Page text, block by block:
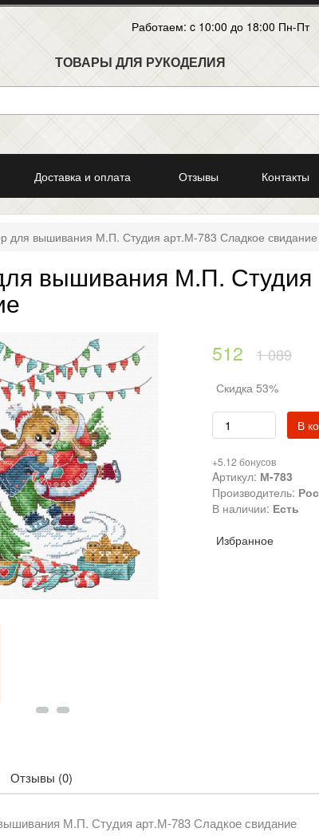
Работаем: c 10:00 до 18:00 Пн-Пт
ТОВАРЫ ДЛЯ РУКОДЕЛИЯ
Доставка и оплата Отзывы Контакты
для вышивания М.П. Студия арт.М-783 Сладкое свидание
вышивания М.П.
512 1 089
Скидка 53%
В
+5.12 бонусов
Aртикул: М-783
Производитель:
В наличии: Есть
Избранное
Отзывы (0)
М.П. Студия арт.М-783 Сладкое свидание